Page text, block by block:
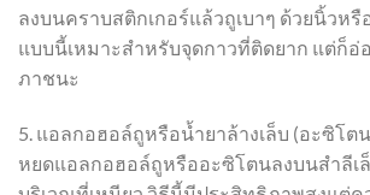
ลงบนคราบสติกเกอร์แล้วถูเบาๆ ด้วยนิ้วห
แบบนี้เหมาะสำหรับจุดกาวที่ติดยาก แต่ก็
ภาชนะ
5. แอลกอฮอล์ถูหรือน้ำยาล้างเล็บ (อะซิโต
หยดแอลกอฮอล์ถูหรืออะซิโตนลงบนสำลีเ